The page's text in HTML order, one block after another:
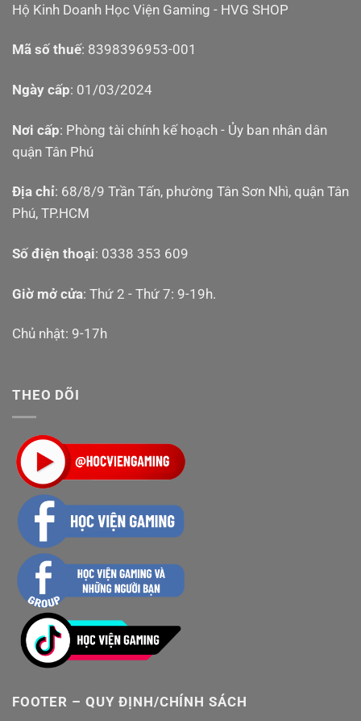
Hộ Kinh Doanh Học Viện Gaming - HVG SHOP
Mã số thuế: 8398396953-001
Ngày cấp: 01/03/2024
Nơi cấp: Phòng tài chính kế hoạch - Ủy ban nhân dân
quận Tân Phú
Địa chỉ: 68/8/9 Trần Tấn, phường Tân Sơn Nhì, quận Tân
Phú, TP.HCM
Số điện thoại: 0338 353 609
Giờ mở cửa: Thứ 2 - Thứ 7: 9-19h.
Chủ nhật: 9-17h
THEO DÕI
FOOTER – QUY ĐỊNH/CHÍNH SÁCH